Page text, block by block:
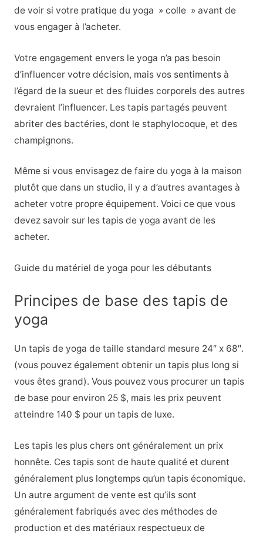
de voir si votre pratique du yoga » colle » avant de
vous engager à l’acheter.
Votre engagement envers le yoga n’a pas besoin
d’influencer votre décision, mais vos sentiments à
l’égard de la sueur et des fluides corporels des autres
devraient l’influencer. Les tapis partagés peuvent
abriter des bactéries, dont le staphylocoque, et des
champignons.
Même si vous envisagez de faire du yoga à la maison
plutôt que dans un studio, il y a d’autres avantages à
acheter votre propre équipement. Voici ce que vous
devez savoir sur les tapis de yoga avant de les
acheter.
Guide du matériel de yoga pour les débutants
Principes de base des tapis de
yoga
Un tapis de yoga de taille standard mesure 24″ x 68″.
(vous pouvez également obtenir un tapis plus long si
vous êtes grand). Vous pouvez vous procurer un tapis
de base pour environ 25 $, mais les prix peuvent
atteindre 140 $ pour un tapis de luxe.
Les tapis les plus chers ont généralement un prix
honnête. Ces tapis sont de haute qualité et durent
généralement plus longtemps qu’un tapis économique.
Un autre argument de vente est qu’ils sont
généralement fabriqués avec des méthodes de
production et des matériaux respectueux de